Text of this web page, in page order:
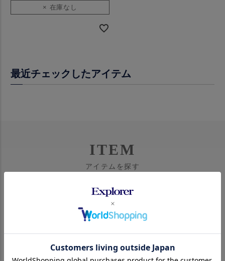
× 在庫なし
最近チェックしたアイテム
ITEM
アイテムを探す
パンツ シューズ